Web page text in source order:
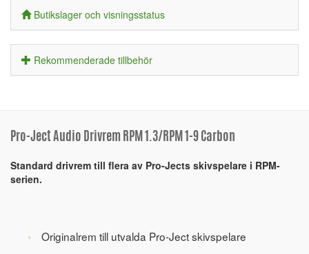
Butikslager och visningsstatus
Rekommenderade tillbehör
Pro-Ject Audio Drivrem RPM 1.3/RPM 1-9 Carbon
Standard drivrem till flera av Pro-Jects skivspelare i RPM-
serien.
Originalrem till utvalda Pro-Ject skivspelare